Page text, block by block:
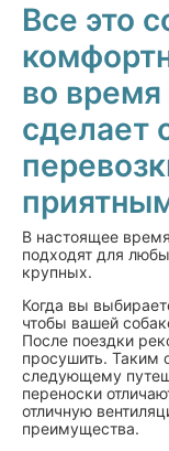
Все это
во время
сделает
В настоящее
подходят для
крупных.
Когда вы
чтобы вашей
После поездки
просушить. Таким
следующему
переноски
отличную
преимущества.